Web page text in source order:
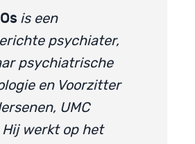
is een
psychiater,
psychiatrische
en Voorzitter
UMC
werkt op het